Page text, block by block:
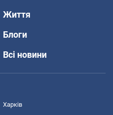
Життя
Блоги
Всі новини
Харків